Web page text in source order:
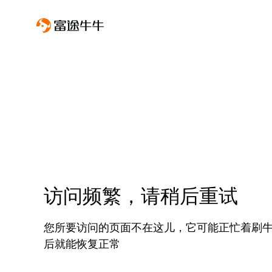
访问频繁，请稍后重试
您所要访问的页面不在这儿，它可能正忙着刷
后就能恢复正常